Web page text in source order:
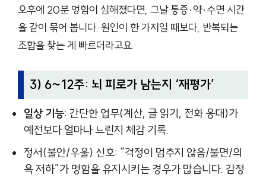
오후에 20분 멍함이 심해졌다면, 그날 통증·약·수면 시간
을 같이 묶어 봅니다. 원인이 한 가지일 때보다, 반복되는
조합을 찾는 게 빠르더라고요.
3) 6~12주: 뇌 피로가 남는지 ‘재평가’
일상 기능: 간단한 업무(계산, 글 읽기, 전화 응대)가
예전보다 얼마나 느린지 체감 기록.
정서(불안/우울) 신호: “걱정이 멈추지 않음/불면/의
욕 저하”가 멍함을 유지시키는 경우가 많습니다. 감정